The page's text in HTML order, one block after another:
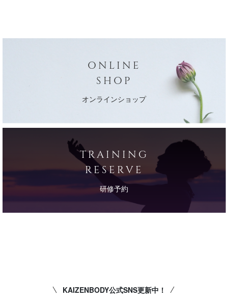
ONLINE
SHOP
オンラインショップ
TRAINING
RESERVE
研修予約
KAIZENBODY公式SNS更新中！